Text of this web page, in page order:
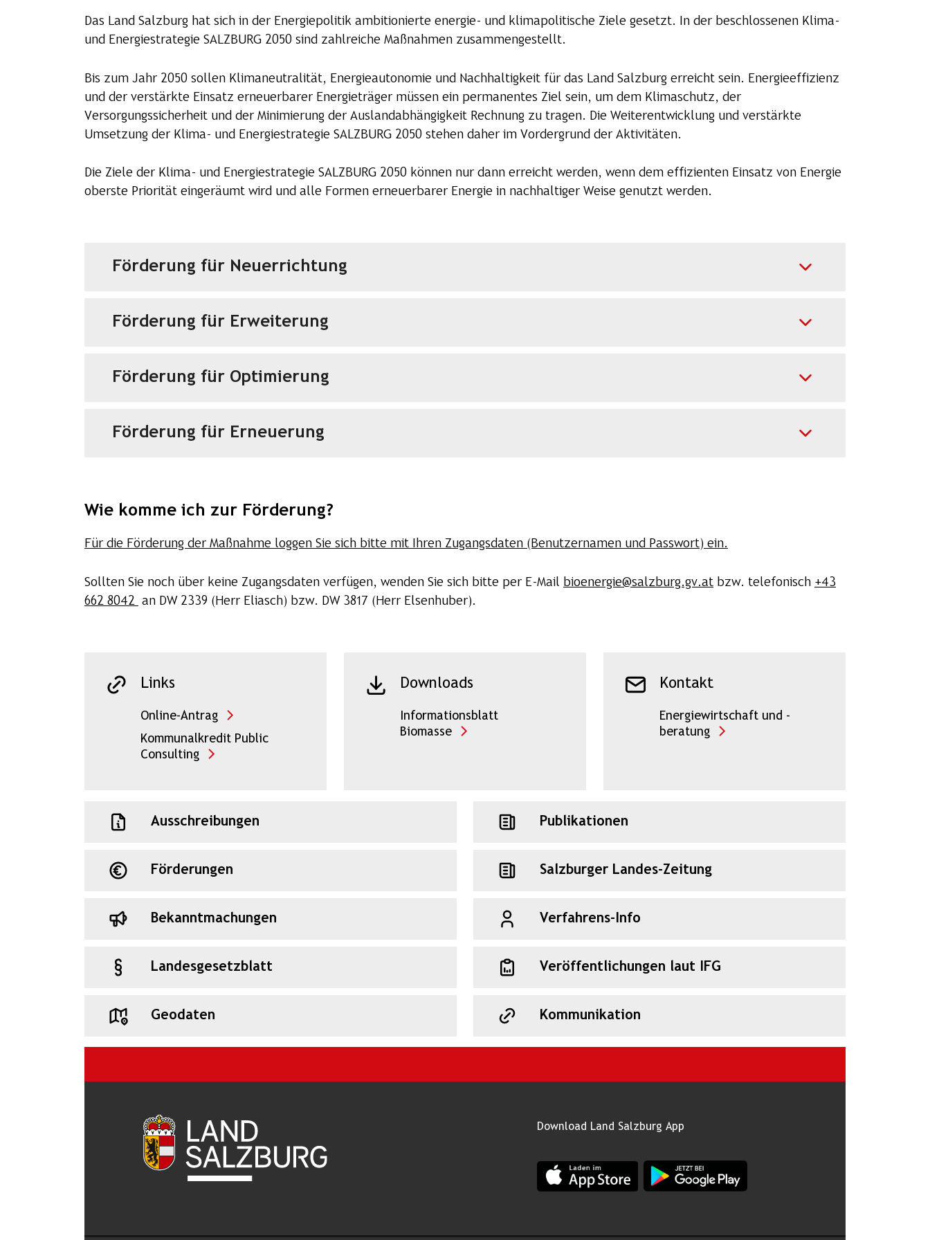
Das Land Salzburg hat sich in der Energiepolitik ambitionierte energie- und klimapolitische Ziele gesetzt. In der beschlossenen Klima-
und Energiestrategie SALZBURG 2050 sind zahlreiche Maßnahmen zusammengestellt.
Bis zum Jahr 2050 sollen Klimaneutralität, Energieautonomie und Nachhaltigkeit für das Land Salzburg erreicht sein. Energieeffizienz
und der verstärkte Einsatz erneuerbarer Energieträger müssen ein permanentes Ziel sein, um dem Klimaschutz, der
Versorgungssicherheit und der Minimierung der Auslandabhängigkeit Rechnung zu tragen. Die Weiterentwicklung und verstärkte
Umsetzung der Klima- und Energiestrategie SALZBURG 2050 stehen daher im Vordergrund der Aktivitäten.
Die Ziele der Klima- und Energiestrategie SALZBURG 2050 können nur dann erreicht werden, wenn dem effizienten Einsatz von Energie
oberste Priorität eingeräumt wird und alle Formen erneuerbarer Energie in nachhaltiger Weise genutzt werden.
Förderung für Neuerrichtung
Förderung für Erweiterung
Förderung für Optimierung
Förderung für Erneuerung
Wie komme ich zur Förderung?
Für die Förderung der Maßnahme loggen Sie sich bitte mit Ihren Zugangsdaten (Benutzernamen und Passwort) ein.
Sollten Sie noch über keine Zugangsdaten verfügen, wenden Sie sich bitte per E-Mail bioenergie@salzburg.gv.at bzw. telefonisch +43
662 8042 an DW 2339 (Herr Eliasch) bzw. DW 3817 (Herr Elsenhuber).
Links
Online-Antrag
Kommunalkredit Public
Consulting
Downloads
Informationsblatt
Biomasse
Kontakt
Energiewirtschaft und -
beratung
Ausschreibungen
Förderungen
Bekanntmachungen
Landesgesetzblatt
Geodaten
Publikationen
Salzburger Landes-Zeitung
Verfahrens-Info
Veröffentlichungen laut IFG
Kommunikation
Download Land Salzburg App
App Land Salzburg im Apple App StoreApp Land Salzburg im Google Play Store